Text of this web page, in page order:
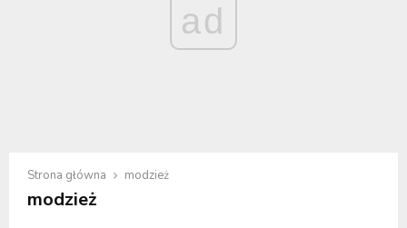
ad
Strona główna modzież
modzież